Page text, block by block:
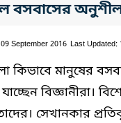
বসবাসের
September 2016 Last Updated:
কিভাবে মানুষের
বিজ্ঞানীরা।
সেখানকার